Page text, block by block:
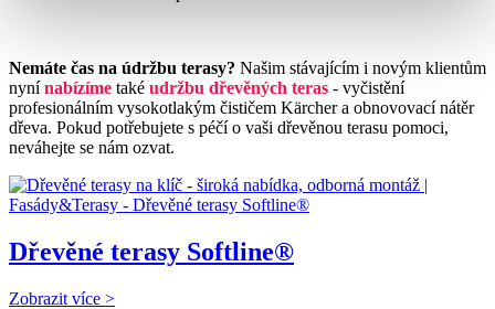
Nemáte čas na údržbu terasy? Našim stávajícím i novým klientům
nynínabízíme také udržbu dřevěných teras - vyčistění
profesionálním vysokotlakým čističem Kärcher a obnovovací nátěr
dřeva. Pokud potřebujete s péčí o vaši dřevěnou terasu pomoci,
neváhejte se nám ozvat.
Dřevěné terasy Softline®
Zobrazit více >